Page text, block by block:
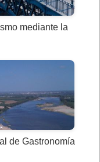
mediante la
de Gastronomía